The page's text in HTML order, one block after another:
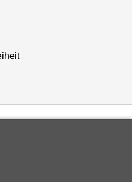
zum Download der
Sie bitte die